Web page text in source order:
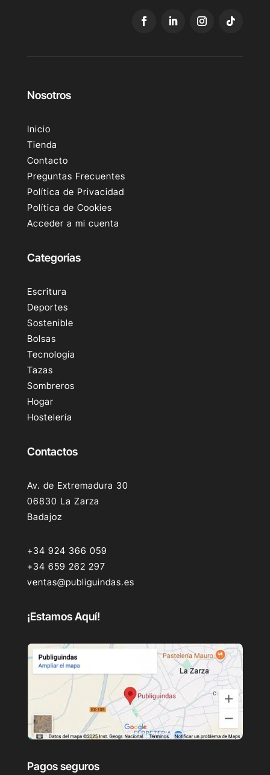
Nosotros
Inicio
Tienda
Contacto
Preguntas Frecuentes
Política de Privacidad
Política de Cookies
Acceder a mi cuenta
Categorías
Escritura
Deportes
Sostenible
Bolsas
Tecnología
Tazas
Sombreros
Hogar
Hostelería
Contactos
Av. de Extremadura 30
06830 La Zarza
Badajoz
+34 924 366 059
+34 659 262 297
ventas@publiguindas.es
¡Estamos Aquí!
Pagos seguros